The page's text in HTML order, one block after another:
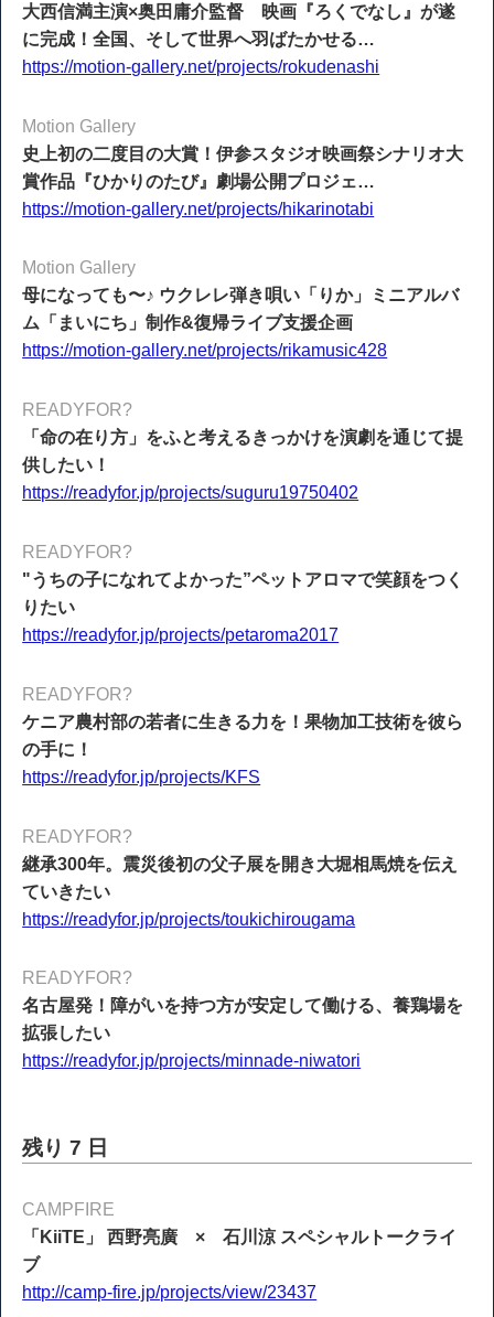
大西信満主演×奥田庸介監督 映画『ろくでなし』が遂
に完成！全国、そして世界へ羽ばたかせる…
https://motion-gallery.net/projects/rokudenashi
Motion Gallery
史上初の二度目の大賞！伊参スタジオ映画祭シナリオ大
賞作品『ひかりのたび』劇場公開プロジェ…
https://motion-gallery.net/projects/hikarinotabi
Motion Gallery
母になっても〜♪ ウクレレ弾き唄い「りか」ミニアルバ
ム「まいにち」制作&復帰ライブ支援企画
https://motion-gallery.net/projects/rikamusic428
READYFOR?
「命の在り方」をふと考えるきっかけを演劇を通じて提
供したい！
https://readyfor.jp/projects/suguru19750402
READYFOR?
"うちの子になれてよかった”ペットアロマで笑顔をつく
りたい
https://readyfor.jp/projects/petaroma2017
READYFOR?
ケニア農村部の若者に生きる力を！果物加工技術を彼ら
の手に！
https://readyfor.jp/projects/KFS
READYFOR?
継承300年。震災後初の父子展を開き大堀相馬焼を伝え
ていきたい
https://readyfor.jp/projects/toukichirougama
READYFOR?
名古屋発！障がいを持つ方が安定して働ける、養鶏場を
拡張したい
https://readyfor.jp/projects/minnade-niwatori
残り 7 日
CAMPFIRE
「KiiTE」 西野亮廣 × 石川涼 スペシャルトークライ
ブ
http://camp-fire.jp/projects/view/23437